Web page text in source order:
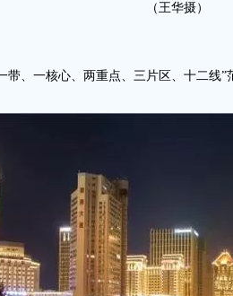
（王华摄）
、一核心、两重点、三片区、十二线”